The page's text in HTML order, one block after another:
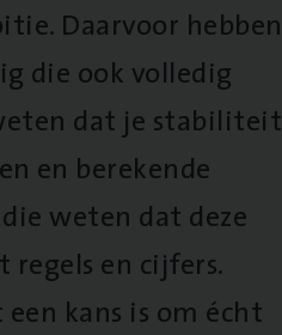
Daarvoor hebben
die ook volledig
dat je stabiliteit
en berekende
weten dat deze
regels en cijfers.
kans is om écht